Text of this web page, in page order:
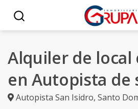
Alquiler de local
en Autopista de
Autopista San Isidro, Santo